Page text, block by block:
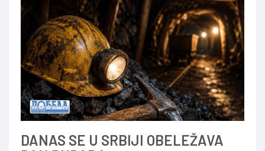
DANAS SE U SRBIJI OBELEŽAVA